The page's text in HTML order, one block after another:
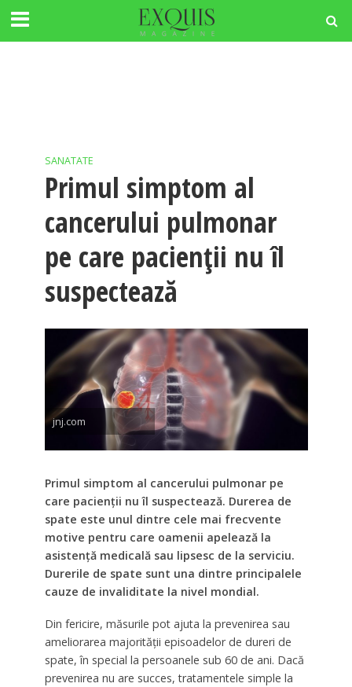
SANATATE
Primul simptom al
cancerului pulmonar
pe care pacienții nu îl
suspectează
jnj.com
Primul simptom al cancerului pulmonar pe
care pacienții nu îl suspectează. Durerea de
spate este unul dintre cele mai frecvente
motive pentru care oamenii apelează la
asistență medicală sau lipsesc de la serviciu.
Durerile de spate sunt una dintre principalele
cauze de invaliditate la nivel mondial.
Din fericire, măsurile pot ajuta la prevenirea sau
ameliorarea majorității episoadelor de dureri de
spate, în special la persoanele sub 60 de ani. Dacă
prevenirea nu are succes, tratamentele simple la